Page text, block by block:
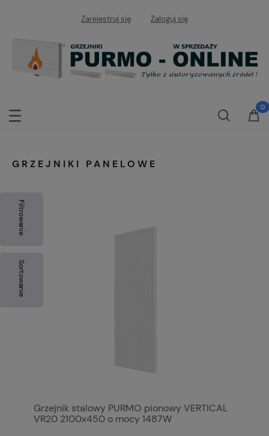
Zarejestruj się Zaloguj się
GRZEJNIKI PANELOWE
Grzejnik stalowy PURMO pionowy VERTICAL
VR20 2100x450 o mocy 1487W
Filtrowanie
Sortowanie